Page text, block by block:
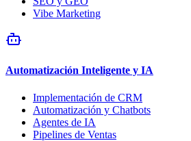
Vibe Marketing
Automatización Inteligente y IA
Implementación de CRM
Automatización y Chatbots
Agentes de IA
Pipelines de Ventas